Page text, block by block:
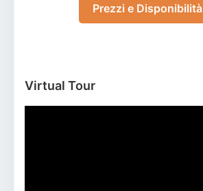
Prezzi e
Virtual Tour